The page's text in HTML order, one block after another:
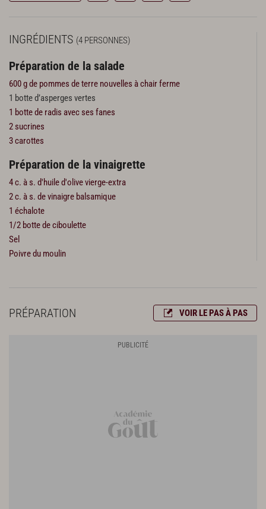
INGRÉDIENTS (4 PERSONNES)
Préparation de la salade
600 g de pommes de terre nouvelles à chair ferme
1 botte d’asperges vertes
1 botte de radis avec ses fanes
2 sucrines
3 carottes
Préparation de la vinaigrette
4 c. à s. d'huile d'olive vierge-extra
2 c. à s. de vinaigre balsamique
1 échalote
1/2 botte de ciboulette
Sel
Poivre du moulin
PRÉPARATION VOIR LE PAS À PAS